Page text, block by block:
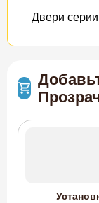
Двери серии